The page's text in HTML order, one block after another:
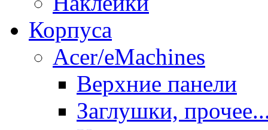
Корпуса
Acer/eMachines
Верхние панели
Заглушки,